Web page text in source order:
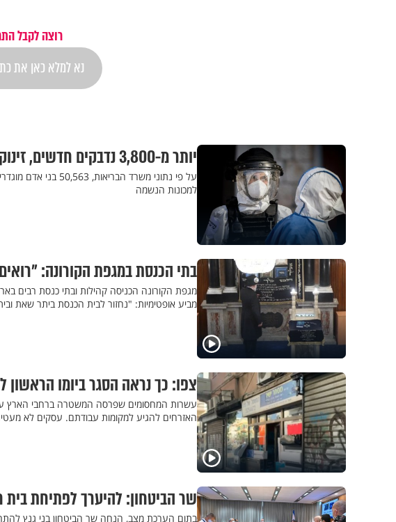
רוצה לקבל
יותר מ-3,800 נדבקים חדשים, זינוק בשיעור הבדיקות החיוביות
למכונות הנשמה
בתי הכנסת במגפת הקורונה:
מגפת הקורונה הכניסה קהילות ובתי כנסת רבים
מביע אופטימיות: "נחזור לבית הכנסת ביתר שאת
צפו: כך נראה הסגר ביומו
עשרות המחסומים שפרסה המשטרה ברחבי הארץ
האזרחים להגיע למקומות עבודתם. עסקים לא
שר הביטחון: להיערך לפתיחת בית